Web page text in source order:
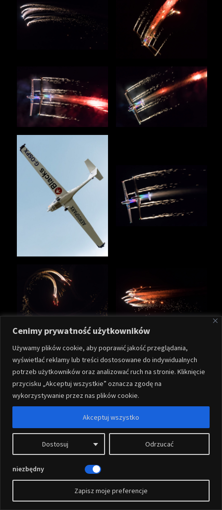
Cenimy prywatność użytkowników
Używamy plików cookie, aby poprawić jakość przeglądania,
wyświetlać reklamy lub treści dostosowane do indywidualnych
potrzeb użytkowników oraz analizować ruch na stronie. Kliknięcie
przycisku „Akceptuj wszystkie” oznacza zgodę na
wykorzystywanie przez nas plików cookie.
Dostosuj Odrzucać
Akceptuj wszystko
niezbędny
Zapisz moje preferencje